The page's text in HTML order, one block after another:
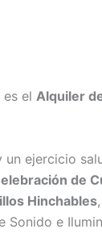
el Alquiler
ejercicio
de
Hinchables,
Sonido e